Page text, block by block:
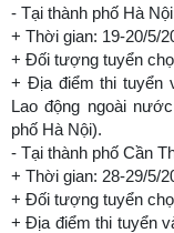
- Tại thành phố Hà
+ Thời gian: 19-20/5/
+ Đối tượng tuyển
+ Địa điểm thi tuyển
Lao động ngoài
phố Hà Nội).
- Tại thành phố Cần
+ Thời gian: 28-29/5/
+ Đối tượng tuyển
+ Địa điểm thi tuyển